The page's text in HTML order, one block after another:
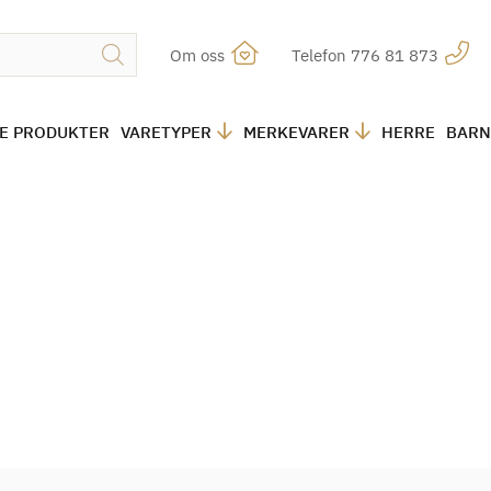
Om oss Telefon 776 81 873
PRODUKTER VARETYPER MERKEVARER HERRE BARN